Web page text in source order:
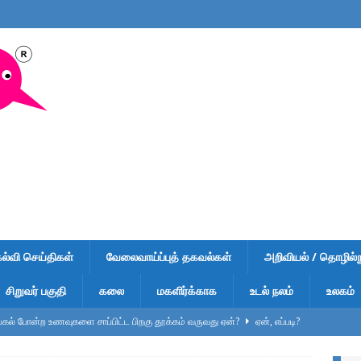
செய்திகள் வேலைவாய்ப்புத் தகவல்கள் அறிவியல் /
சிறுவர் பகுதி கலை மகளிர்க்காக உடல் நலம் உலகம்
போன்ற உணவுகளை சாப்பிட்ட பிறகு தூக்கம் வருவது ஏன்?
ஏன், எப்படி?